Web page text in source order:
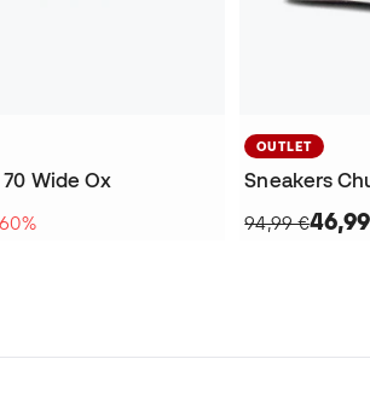
Wide Ox
OUTLET
Sneakers
94,99 €